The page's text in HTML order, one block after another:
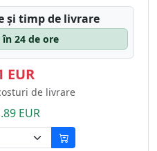
și timp de livrare
24 de ore
EUR
de livrare
EUR